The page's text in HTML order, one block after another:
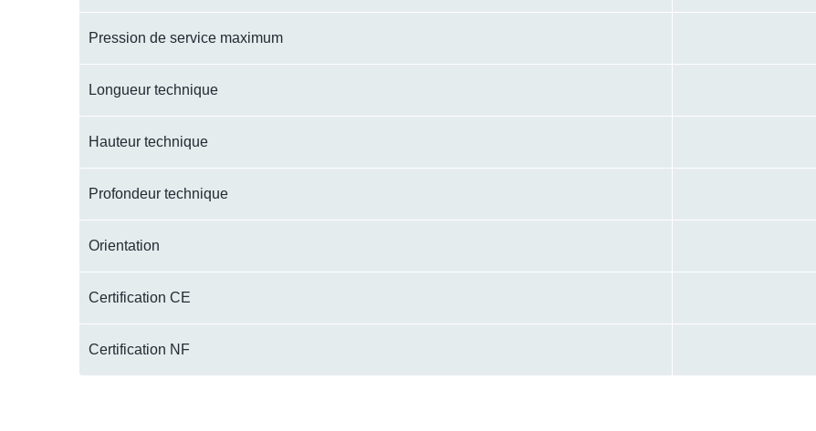
Pression de service maximum
Longueur technique
Hauteur technique
Profondeur technique
Orientation
Certification CE
Certification NF